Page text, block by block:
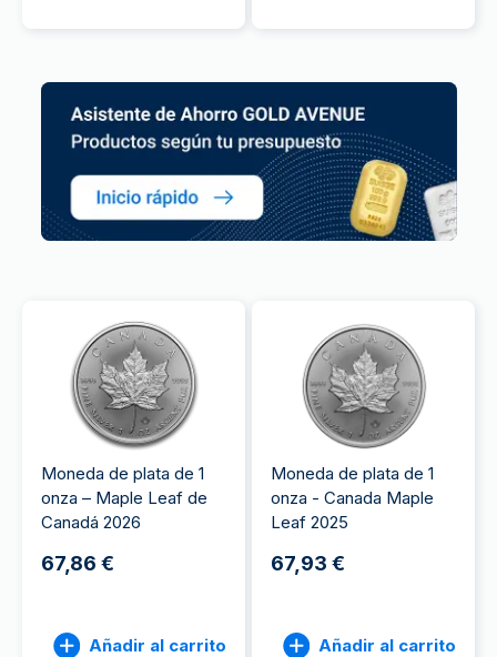
Moneda de plata de 1
onza – Maple Leaf de
Canadá 2026
67,86 €
Añadir al carrito
Moneda de plata de 1
onza - Canada Maple
Leaf 2025
67,93 €
Añadir al carrito